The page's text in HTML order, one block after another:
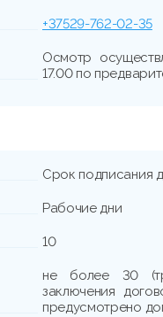
+37529-762-02-35
Осмотр
17.00 по
Срок подписания
Рабочие дни
10
не более 30
заключения
предусмотрено